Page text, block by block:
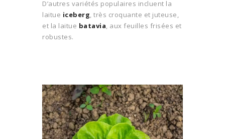
D’autres variétés populaires incluent la
laitue iceberg, très croquante et juteuse,
et la laitue batavia, aux feuilles frisées et
robustes.